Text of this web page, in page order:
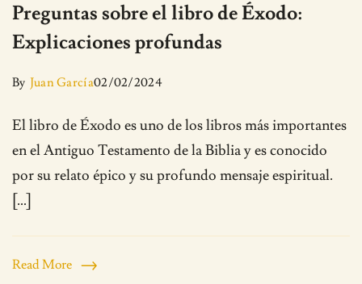
Preguntas sobre el libro de Éxodo:
Explicaciones profundas
By Juan García02/02/2024
El libro de Éxodo es uno de los libros más importantes
en el Antiguo Testamento de la Biblia y es conocido
por su relato épico y su profundo mensaje espiritual.
[…]
Read More